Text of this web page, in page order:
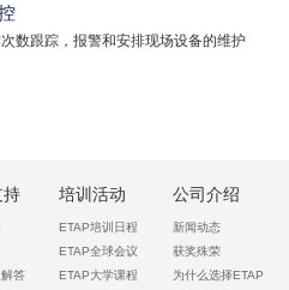
数跟踪，报警和安排现场设备的维护
持
答
培训活动
ETAP培训日程
ETAP全球会议
ETAP大学课程
公司介绍
新闻动态
获奖殊荣
为什么选择ETAP